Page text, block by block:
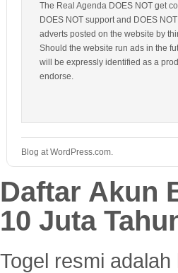
The Real Agenda DOES NOT get
DOES NOT support and DOES
adverts posted on the website by
Should the website run ads in the
will be expressly identified as a
endorse.
Blog at WordPress.com.
Daftar Akun
10 Juta
Togel resmi